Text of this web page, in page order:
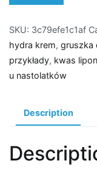
SKU: 3c79efe1c1af
hydra krem, gruszka
przykłady, kwas
u nastolatków
Description